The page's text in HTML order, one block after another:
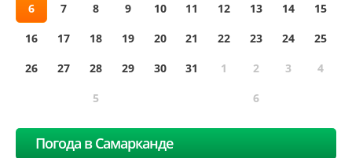
6
7 8 9 10 11 12 13 14
15
16
17 18 19 20 21 22 23 24
25
26
27 28 29 30 31 1 2 3
4
5
6
Погода в Самарканде